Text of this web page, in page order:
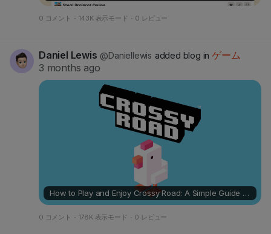
0 コメント · 143K 表示モード · 0 レビュー
Daniel Lewis @Daniellewis added blog inゲーム
3 months ago
How to Play and Enjoy Crossy Road: A Simple Guide for Casual Fun
0 コメント · 178K 表示モード · 0 レビュー